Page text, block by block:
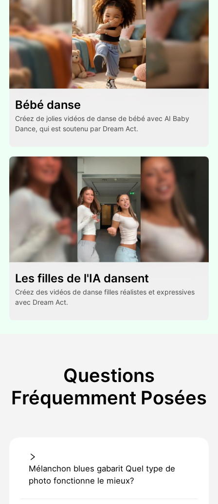
Bébé danse
Créez de jolies vidéos de danse de bébé avec AI Baby
Dance, qui est soutenu par Dream Act.
Les filles de l'IA dansent
Créez des vidéos de danse filles réalistes et expressives
avec Dream Act.
Questions
Fréquemment Posées
Mélanchon blues gabarit Quel type de
photo fonctionne le mieux?